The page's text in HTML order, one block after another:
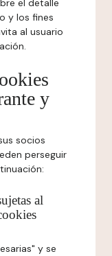
el detalle
y los fines
al usuario
y
socios
perseguir
al
y se